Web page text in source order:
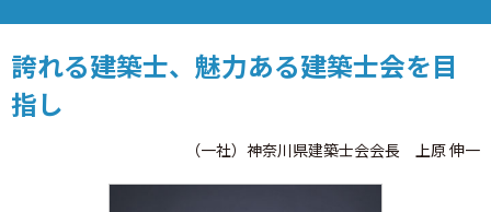
講習会・イベント
カレンダー
誇れる建築士、魅力ある建築士会を目
指し
（一社）神奈川県建築士会会長 上原 伸一